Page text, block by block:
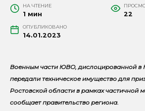
НА ЧТЕНИЕ
1 мин 22
ОПУБЛИКОВАНО
14.01.2023
Военным части ЮВО, дислоцированной в
передали техническое имущество для
Ростовской области в рамках частичной
сообщает правительство региона.